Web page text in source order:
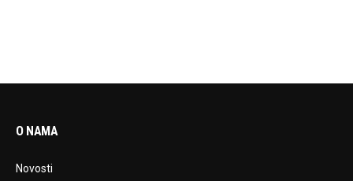
O NAMA
Novosti